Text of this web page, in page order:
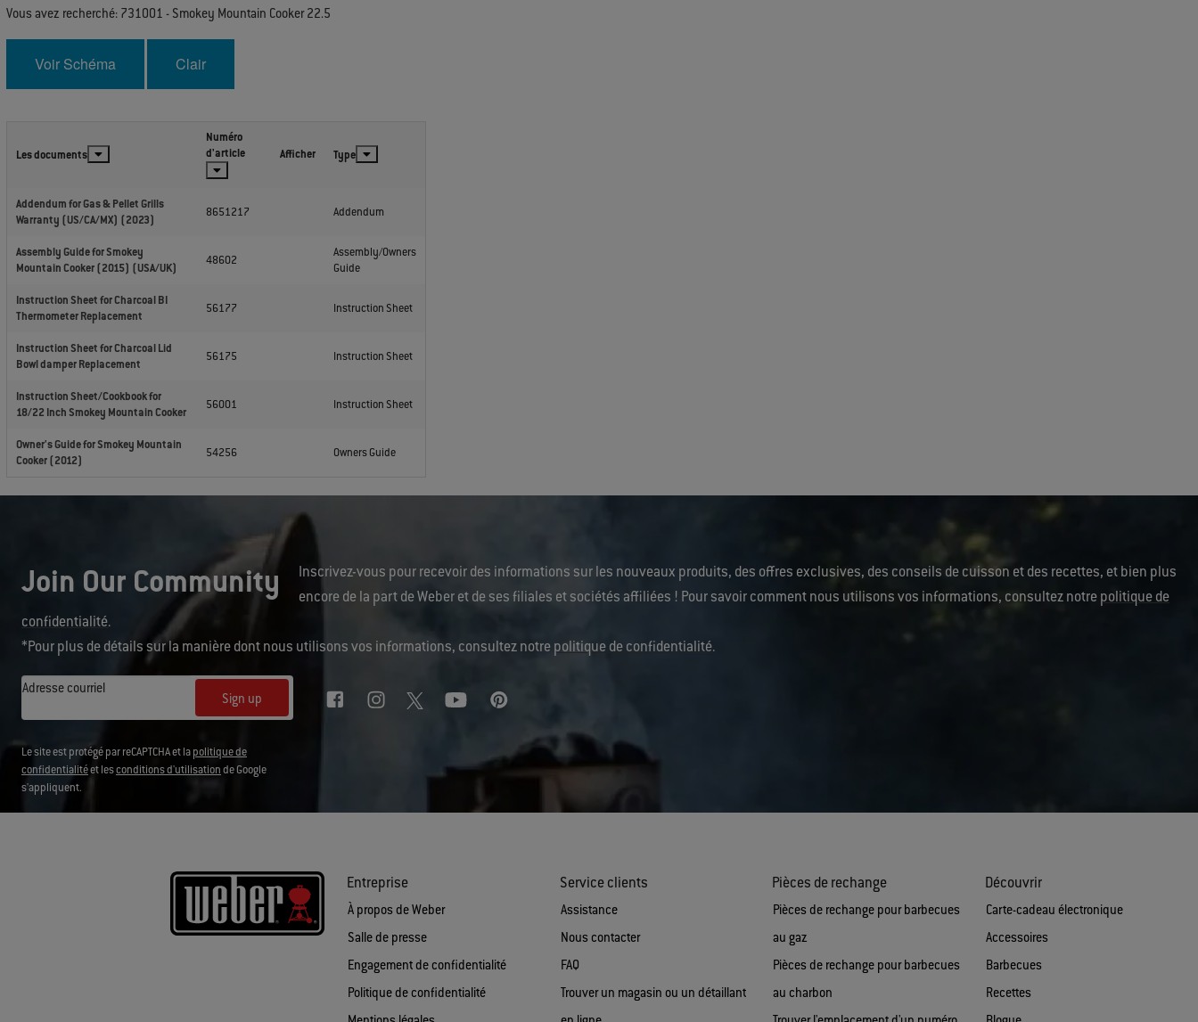
Vous avez recherché: 731001 - Smokey Mountain Cooker 22.5
Voir Schéma
Les documents
Numéro
d'article
Afficher Type
Addendum for Gas & Pellet Grills
Warranty (US/CA/MX) (2023)
8651217 Addendum
Assembly Guide for Smokey
Mountain Cooker (2015) (USA/UK)
48602
Assembly/Owners
Guide
Instruction Sheet for Charcoal BI
Thermometer Replacement
56177 Instruction Sheet
Instruction Sheet for Charcoal Lid
Bowl damper Replacement
56175 Instruction Sheet
Instruction Sheet/Cookbook for
18/22 Inch Smokey Mountain Cooker
56001 Instruction Sheet
Owner's Guide for Smokey Mountain
Cooker (2012)
54256 Owners Guide
Join Our Community
Inscrivez-vous pour recevoir des informations sur les nouveaux produits, des offres exclusives, des conseils de cuisson et des recettes, et bien plus
encore de la part de Weber et de ses filiales et sociétés affiliées ! Pour savoir comment nous utilisons vos informations, consultez notrepolitique de
confidentialité.
*Pour plus de détails sur la manière dont nous utilisons vos informations, consultez notrepolitique de confidentialité.
Adresse courriel
Sign up
Le site est protégé par reCAPTCHA et lapolitique de
confidentialitéet lesconditions d'utilisationde Google
s'appliquent.
Entreprise
À propos de Weber
Salle de presse
Engagement de confidentialité
Politique de confidentialité
Service clients
Assistance
Nous contacter
FAQ
Trouver un magasin ou un détaillant
Pièces de rechange
Pièces de rechange pour barbecues
au gaz
Pièces de rechange pour barbecues
au charbon
Découvrir
Carte-cadeau électronique
Accessoires
Barbecues
Recettes